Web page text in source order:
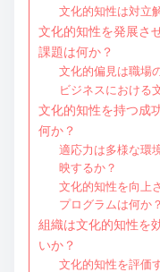
文化的知性は対立
文化的知性を発展さ
課題は何か？
文化的偏見は職場
ビジネスにおける
文化的知性を持つ成
何か？
適応力は多様な環
映するか？
文化的知性を向上
プログラムは何か？
組織は文化的知性を
いか？
文化的知性を評価